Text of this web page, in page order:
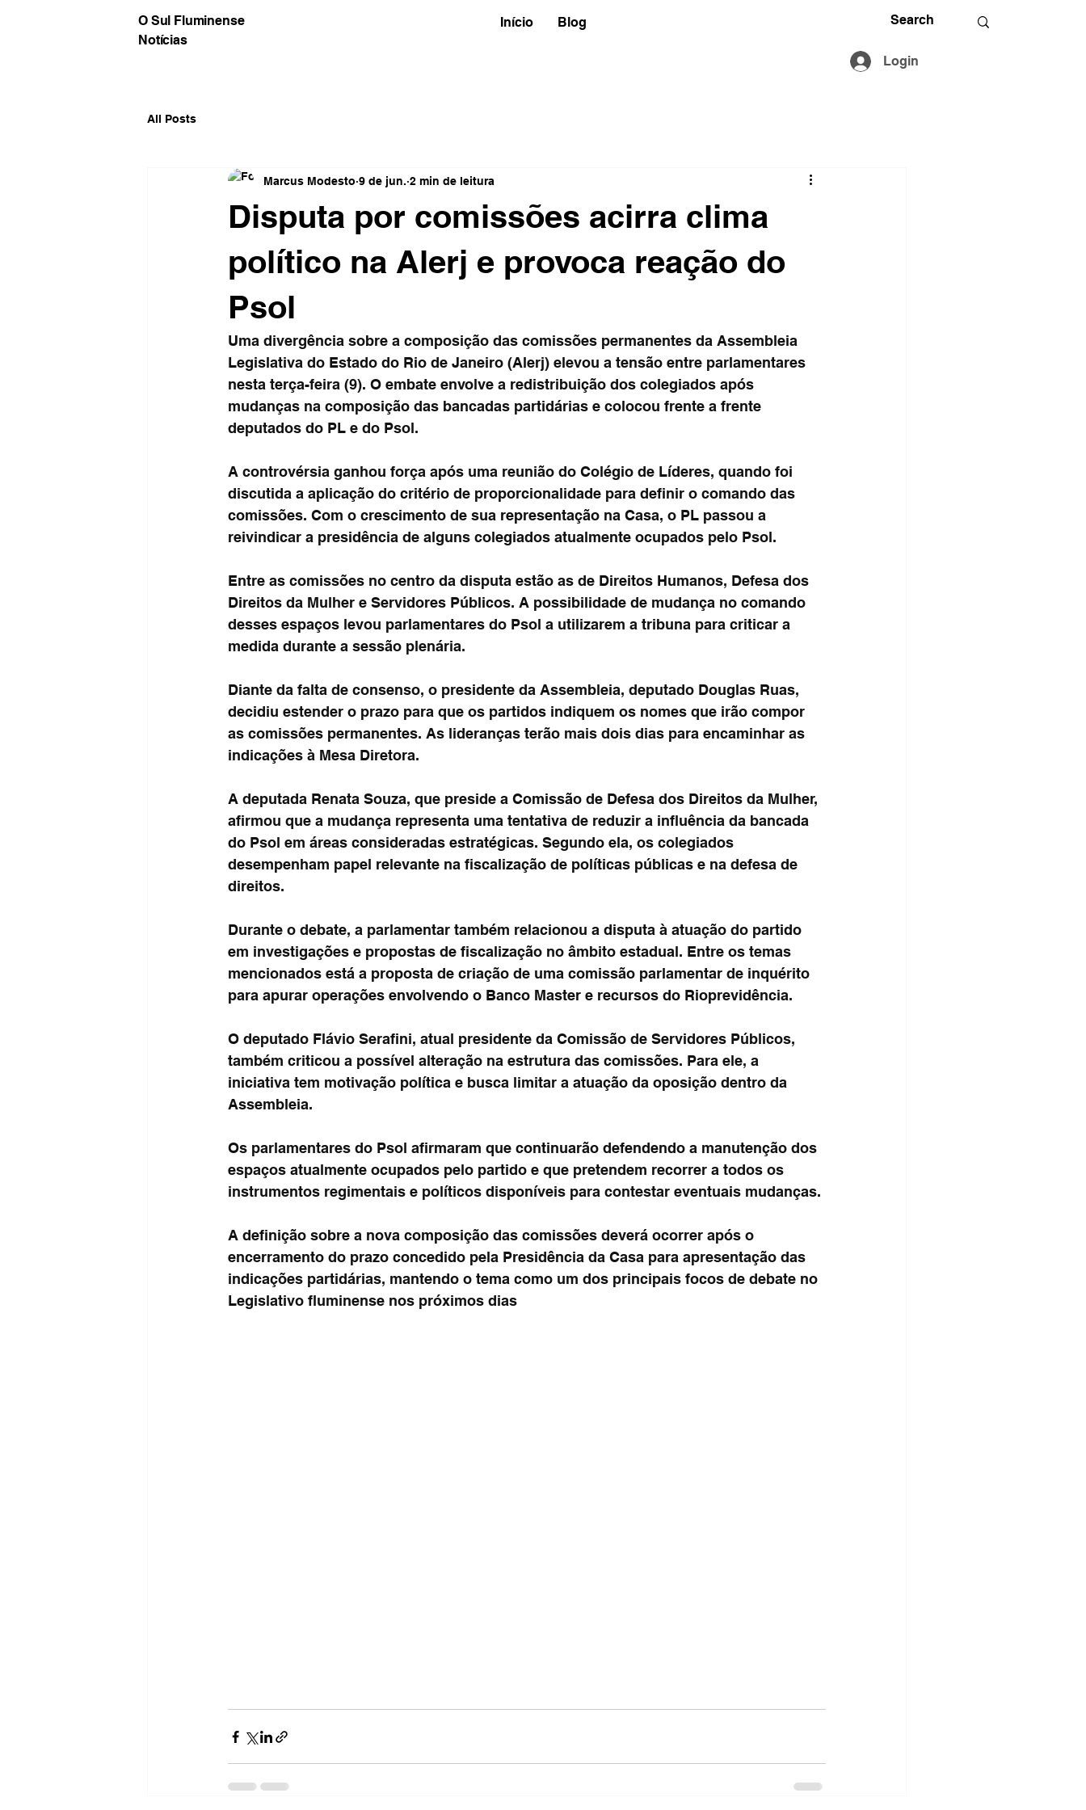
O Sul Fluminense
Notícias
Início Blog
Login
All Posts
Disputa por comissões acirra clima
político na Alerj e provoca reação do
Psol
Marcus Modesto 9 de jun. 2 min de leitura
Uma divergência sobre a composição das comissões permanentes da Assembleia
Legislativa do Estado do Rio de Janeiro (Alerj) elevou a tensão entre parlamentares
nesta terça-feira (9). O embate envolve a redistribuição dos colegiados após
mudanças na composição das bancadas partidárias e colocou frente a frente
deputados do PL e do Psol.
A controvérsia ganhou força após uma reunião do Colégio de Líderes, quando foi
discutida a aplicação do critério de proporcionalidade para definir o comando das
comissões. Com o crescimento de sua representação na Casa, o PL passou a
reivindicar a presidência de alguns colegiados atualmente ocupados pelo Psol.
Entre as comissões no centro da disputa estão as de Direitos Humanos, Defesa dos
Direitos da Mulher e Servidores Públicos. A possibilidade de mudança no comando
desses espaços levou parlamentares do Psol a utilizarem a tribuna para criticar a
medida durante a sessão plenária.
Diante da falta de consenso, o presidente da Assembleia, deputado Douglas Ruas,
decidiu estender o prazo para que os partidos indiquem os nomes que irão compor
as comissões permanentes. As lideranças terão mais dois dias para encaminhar as
indicações à Mesa Diretora.
A deputada Renata Souza, que preside a Comissão de Defesa dos Direitos da Mulher,
afirmou que a mudança representa uma tentativa de reduzir a influência da bancada
do Psol em áreas consideradas estratégicas. Segundo ela, os colegiados
desempenham papel relevante na fiscalização de políticas públicas e na defesa de
direitos.
Durante o debate, a parlamentar também relacionou a disputa à atuação do partido
em investigações e propostas de fiscalização no âmbito estadual. Entre os temas
mencionados está a proposta de criação de uma comissão parlamentar de inquérito
para apurar operações envolvendo o Banco Master e recursos do Rioprevidência.
O deputado Flávio Serafini, atual presidente da Comissão de Servidores Públicos,
também criticou a possível alteração na estrutura das comissões. Para ele, a
iniciativa tem motivação política e busca limitar a atuação da oposição dentro da
Assembleia.
Os parlamentares do Psol afirmaram que continuarão defendendo a manutenção dos
espaços atualmente ocupados pelo partido e que pretendem recorrer a todos os
instrumentos regimentais e políticos disponíveis para contestar eventuais mudanças.
A definição sobre a nova composição das comissões deverá ocorrer após o
encerramento do prazo concedido pela Presidência da Casa para apresentação das
indicações partidárias, mantendo o tema como um dos principais focos de debate no
Legislativo fluminense nos próximos dias